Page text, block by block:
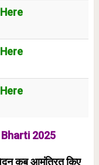
2025
कब आमंत्रित किए